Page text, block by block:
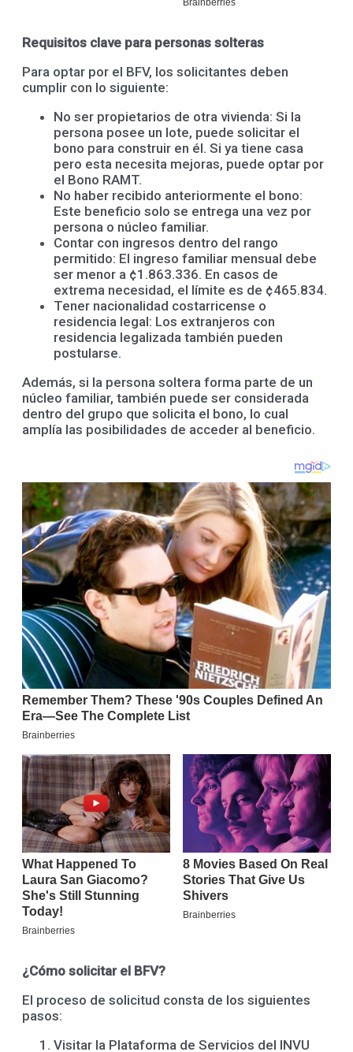
Requisitos clave para personas solteras
Para optar por el BFV, los solicitantes deben
cumplir con lo siguiente:
No ser propietarios de otra vivienda: Si la
persona posee un lote, puede solicitar el
bono para construir en él. Si ya tiene casa
pero esta necesita mejoras, puede optar por
el Bono RAMT.
No haber recibido anteriormente el bono:
Este beneficio solo se entrega una vez por
persona o núcleo familiar.
Contar con ingresos dentro del rango
permitido: El ingreso familiar mensual debe
ser menor a ¢1.863.336. En casos de
extrema necesidad, el límite es de ¢465.834.
Tener nacionalidad costarricense o
residencia legal: Los extranjeros con
residencia legalizada también pueden
postularse.
Además, si la persona soltera forma parte de un
núcleo familiar, también puede ser considerada
dentro del grupo que solicita el bono, lo cual
amplía las posibilidades de acceder al beneficio.
¿Cómo solicitar el BFV?
El proceso de solicitud consta de los siguientes
pasos:
Visitar la Plataforma de Servicios del INVU